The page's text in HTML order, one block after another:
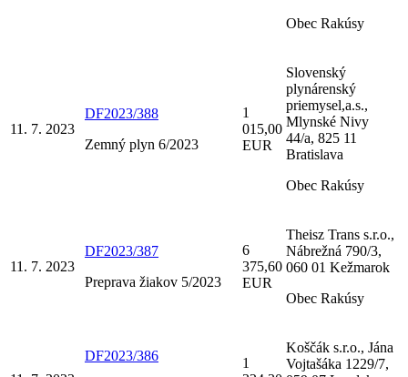
Obec Rakúsy
11. 7. 2023
DF2023/388
Zemný plyn 6/2023
1
015,00
EUR
Slovenský
plynárenský
priemysel,a.s.,
Mlynské Nivy
44/a, 825 11
Bratislava
Obec Rakúsy
11. 7. 2023
DF2023/387
Preprava žiakov 5/2023
6
375,60
EUR
Theisz Trans s.r.o.,
Nábrežná 790/3,
060 01 Kežmarok
Obec Rakúsy
DF2023/386
1
Koščák s.r.o., Jána
Vojtašáka 1229/7,